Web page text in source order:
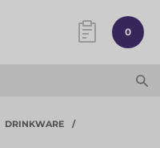
0
DRINKWARE